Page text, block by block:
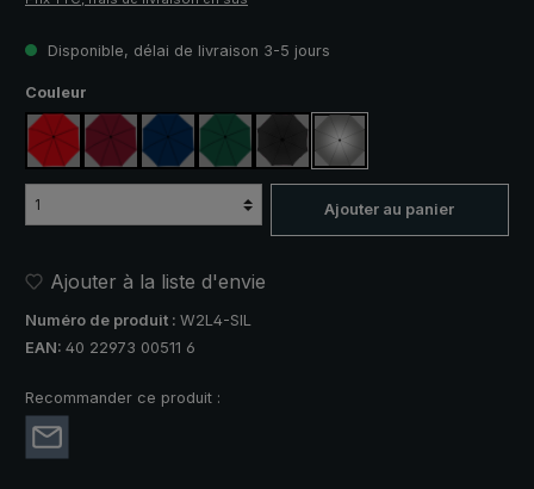
Disponible, délai de livraison 3-5 jours
Sélectionnez
Couleur
rouge rouge vin bleu marinevert foncénoir argent, protection UV 50+
Ajouter au panier
Ajouter à la liste d'envie
Numéro de produit : W2L4-SIL
EAN: 40 22973 00511 6
Recommander ce produit :